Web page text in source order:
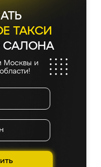
ТАКСИ
САЛОНА
Москвы и